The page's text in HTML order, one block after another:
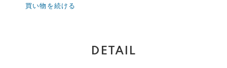
買い物を続ける
DETAIL